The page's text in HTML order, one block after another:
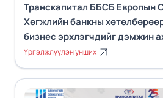
Транскапитал ББСБ Европын
Хөгжлийн банкны
бизнес эрхлэгчдийг дэмжин
Үргэлжлүүлэн унших